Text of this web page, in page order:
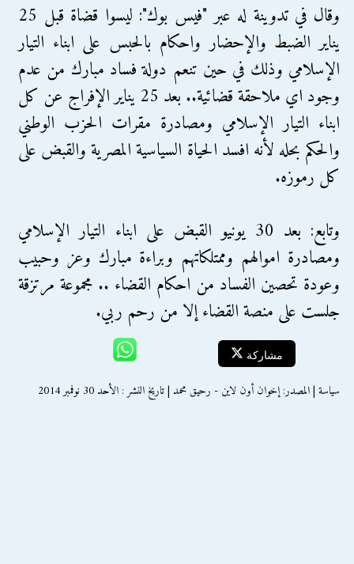
وقال في تدوينة له عبر "فيس بوك": ليسوا قضاة قبل 25
يناير الضبط والإحضار واحكام بالحبس على ابناء التيار
الإسلامي وذلك في حين تنعم دولة فساد مبارك من عدم
وجود اي ملاحقة قضائية.. بعد 25 يناير الإفراج عن كل
ابناء التيار الإسلامي ومصادرة مقرات الحزب الوطني
والحكم بحله لأنه افسد الحياة السياسية المصرية والقبض على
كل رموزه.
وتابع: بعد 30 يونيو القبض على ابناء التيار الإسلامي
ومصادرة اموالهم وممتلكاتهم وبراءة مبارك وعز وحبيب
وعودة تحصين الفساد من احكام القضاء .. مجموعة مرتزقة
جلست على منصة القضاء إﻻ من رحم ربي.
مشاركة
سياسة | المصدر: إخوان أون لاين - رحيق محمد | تاريخ النشر : الأحد 30 نوفمبر 2014